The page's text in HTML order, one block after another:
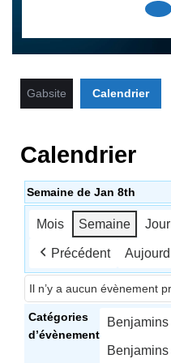
Gabsite Calendrier
Calendrier
Semaine de Jan 8th
Mois Semaine Jour
Précédent
Il n’y a aucun évènement
Catégories
d’évènement
Benjamins